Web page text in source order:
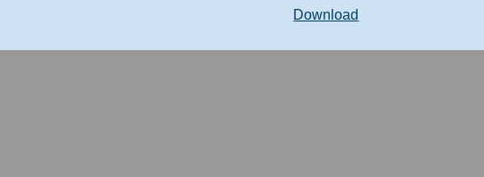
Download